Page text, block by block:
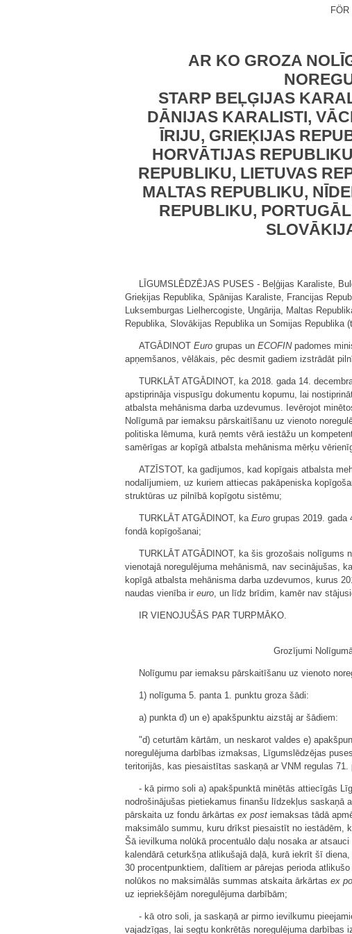
AR KO GROZA
STARP BEĻĢIJAS
DĀNIJAS KARALISTI,
ĪRIJU, GRIEĶIJAS
HORVĀTIJAS
REPUBLIKU, LIETUVAS
MALTAS REPUBLIKU,
REPUBLIKU,
LĪGUMSLĒDZĒJAS PUSES - Beļģijas Karaliste,
Grieķijas Republika, Spānijas Karaliste, Francijas
Luksemburgas Lielhercogiste, Ungārija, Maltas
Republika, Slovākijas Republika un Somijas Republika
ATGĀDINOT Euro grupas un ECOFINpadomes
apņemšanos, vēlākais, pēc desmit gadiem izstrādāt
TURKLĀT ATGĀDINOT, ka 2018. gada 14.
apstiprināja vispusīgu dokumentu kopumu, lai
atbalsta mehānisma darba uzdevumus. Ievērojot
Nolīgumā par iemaksu pārskaitīšanu uz vienoto
politiska lēmuma, kurā ņemts vērā iestāžu un
samērīgas ar kopīgā atbalsta mehānisma mērķu
ATZĪSTOT, ka gadījumos, kad kopīgais atbalsta
nodalījumiem, uz kuriem attiecas pakāpeniska
struktūras uz pilnībā kopīgotu sistēmu;
TURKLĀT ATGĀDINOT, ka Euro grupas 2019.
fondā kopīgošanai;
TURKLĀT ATGĀDINOT, ka šis grozošais nolīgums
vienotajā noregulējuma mehānismā, nav secinājušas,
kopīgā atbalsta mehānisma darba uzdevumos, kurus
naudas vienība ir euro, un līdz brīdim, kamēr nav
IR VIENOJUŠĀS PAR TURPMĀKO.
Grozījumi
Nolīgumu par iemaksu pārskaitīšanu uz vienoto
1) nolīguma 5. panta 1. punktu groza šādi:
a) punkta d) un e) apakšpunktu aizstāj ar šādiem:
"d) ceturtām kārtām, un neskarot valdes e)
noregulējuma darbības izmaksas, Līgumslēdzējas
teritorijās, kas piesaistītas saskaņā ar VNM regulas
- kā pirmo soli a) apakšpunktā minētās attiecīgās
nodrošinājušas pietiekamus finanšu līdzekļus saskaņā
pārskaita uz fondu ārkārtas ex post iemaksas tādā
maksimālo summu, kuru drīkst piesaistīt no iestādēm,
Šā ievilkuma nolūkā procentuālo daļu nosaka ar
kalendārā ceturkšņa atlikušajā daļā, kurā iekrīt šī
30 procentpunktiem, dalītiem ar pārejas perioda
nolūkos no maksimālās summas atskaita ārkārtas ex
uz iepriekšējām noregulējuma darbībām;
- kā otro soli, ja saskaņā ar pirmo ievilkumu
vajadzīgas, lai segtu konkrētās noregulējuma darbības